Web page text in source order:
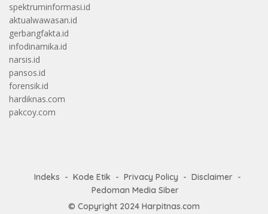
spektruminformasi.id
aktualwawasan.id
gerbangfakta.id
infodinamika.id
narsis.id
pansos.id
forensik.id
hardiknas.com
pakcoy.com
Indeks Kode Etik Privacy Policy
Disclaimer
Pedoman Media Siber
© Copyright 2024 Harpitnas.com